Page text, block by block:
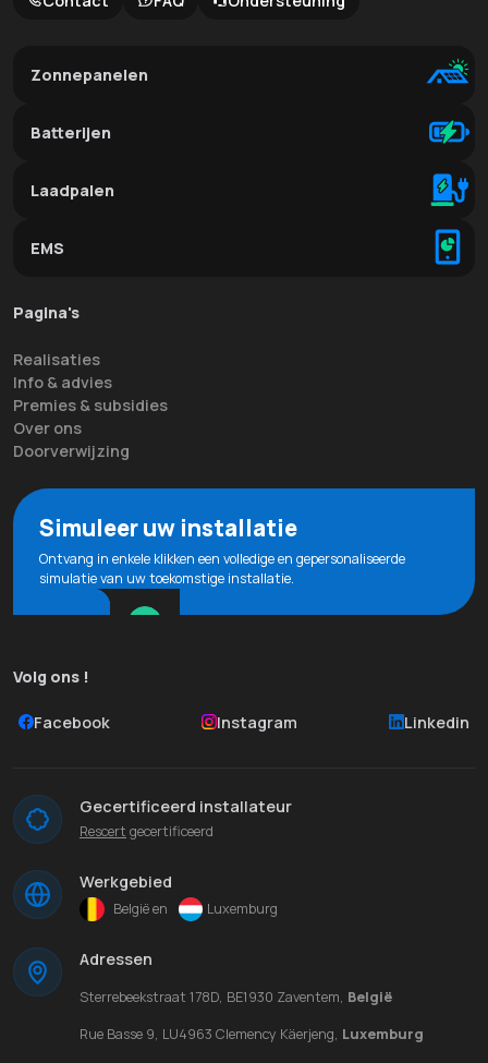
Zonnepanelen
Batterijen
Laadpalen
EMS
Pagina's
Realisaties
Info & advies
Premies & subsidies
Over ons
Doorverwijzing
Simuleer uw installatie
Ontvang in enkele klikken een volledige en gepersonaliseerde
simulatie van uw toekomstige installatie.
Volg ons !
Facebook Instagram Linkedin
Gecertificeerd installateur
Rescert gecertificeerd
Werkgebied
België en Luxemburg
Adressen
Sterrebeekstraat 178D, BE1930 Zaventem, België
Rue Basse 9, LU4963 Clemency Käerjeng, Luxemburg